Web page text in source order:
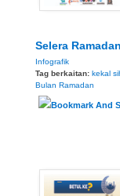
Selera Ramadan
Infografik
Tag berkaitan: kekal
Bulan Ramadan